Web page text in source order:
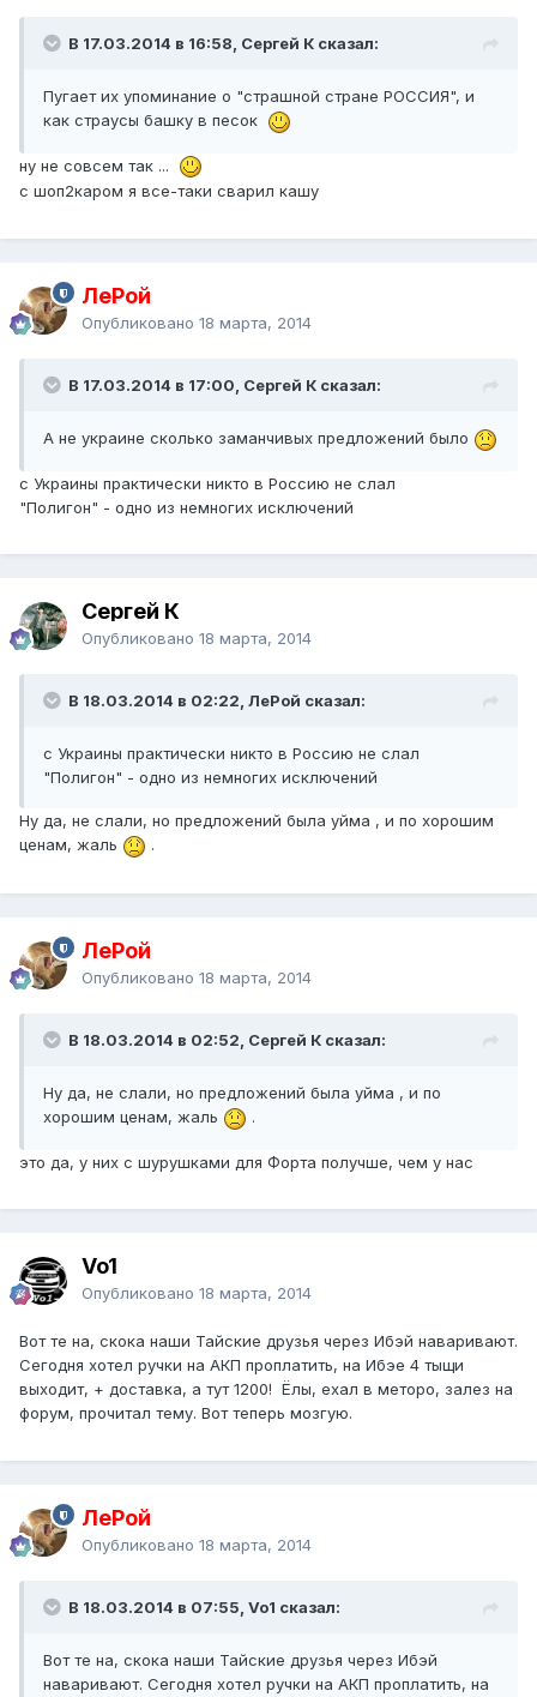
В 17.03.2014 в 16:58, Сергей К сказал:
Пугает их упоминание о "страшной стране РОССИЯ", и
как страусы башку в песок
ну не совсем так ...
с шоп2каром я все-таки сварил кашу
ЛеРой
Опубликовано 18 марта, 2014
В 17.03.2014 в 17:00, Сергей К сказал:
А не украине сколько заманчивых предложений было
с Украины практически никто в Россию не слал
"Полигон" - одно из немногих исключений
Сергей К
Опубликовано 18 марта, 2014
В 18.03.2014 в 02:22, ЛеРой сказал:
с Украины практически никто в Россию не слал
"Полигон" - одно из немногих исключений
Ну да, не слали, но предложений была уйма , и по хорошим
ценам, жаль
.
ЛеРой
Опубликовано 18 марта, 2014
В 18.03.2014 в 02:52, Сергей К сказал:
Ну да, не слали, но предложений была уйма , и по
хорошим ценам, жаль
.
это да, у них с шурушками для Форта получше, чем у нас
Vo1
Опубликовано 18 марта, 2014
Вот те на, скока наши Тайские друзья через Ибэй наваривают.
Сегодня хотел ручки на АКП проплатить, на Ибэе 4 тыщи
выходит, + доставка, а тут 1200! Ёлы, ехал в меторо, залез на
форум, прочитал тему. Вот теперь мозгую.
ЛеРой
Опубликовано 18 марта, 2014
В 18.03.2014 в 07:55, Vo1 сказал:
Вот те на, скока наши Тайские друзья через Ибэй
наваривают. Сегодня хотел ручки на АКП проплатить, на